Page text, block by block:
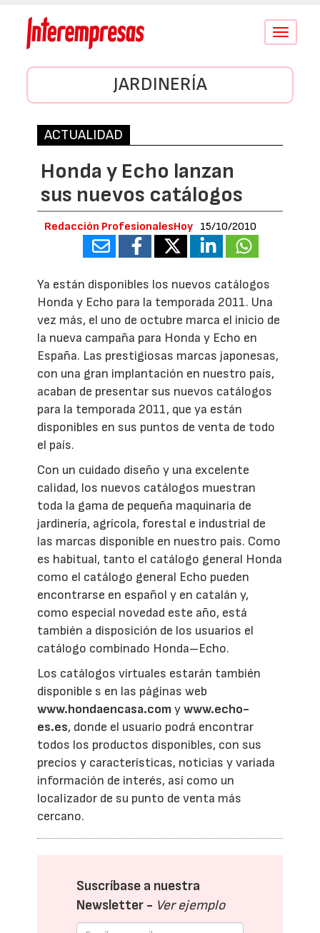
Conmutar
JARDINERÍA
ACTUALIDAD
Honda y Echo lanzan
sus nuevos catálogos
Redacción ProfesionalesHoy 15/10/2010
Ya están disponibles los nuevos catálogos
Honda y Echo para la temporada 2011. Una
vez más, el uno de octubre marca el inicio de
la nueva campaña para Honda y Echo en
España. Las prestigiosas marcas japonesas,
con una gran implantación en nuestro país,
acaban de presentar sus nuevos catálogos
para la temporada 2011, que ya están
disponibles en sus puntos de venta de todo
el país.
Con un cuidado diseño y una excelente
calidad, los nuevos catálogos muestran
toda la gama de pequeña maquinaria de
jardinería, agrícola, forestal e industrial de
las marcas disponible en nuestro país. Como
es habitual, tanto el catálogo general Honda
como el catálogo general Echo pueden
encontrarse en español y en catalán y,
como especial novedad este año, está
también a disposición de los usuarios el
catálogo combinado Honda–Echo.
Los catálogos virtuales estarán también
disponible s en las páginas web
www.hondaencasa.comywww.echo-
es.es, donde el usuario podrá encontrar
todos los productos disponibles, con sus
precios y características, noticias y variada
información de interés, así como un
localizador de su punto de venta más
cercano.
Suscríbase a nuestra
Newsletter - Ver ejemplo